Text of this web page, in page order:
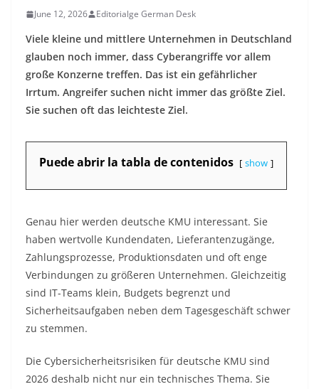
June 12, 2026 Editorialge German Desk
Viele kleine und mittlere Unternehmen in Deutschland
glauben noch immer, dass Cyberangriffe vor allem
große Konzerne treffen. Das ist ein gefährlicher
Irrtum. Angreifer suchen nicht immer das größte Ziel.
Sie suchen oft das leichteste Ziel.
Puede abrir la tabla de contenidos show
Genau hier werden deutsche KMU interessant. Sie
haben wertvolle Kundendaten, Lieferantenzugänge,
Zahlungsprozesse, Produktionsdaten und oft enge
Verbindungen zu größeren Unternehmen. Gleichzeitig
sind IT-Teams klein, Budgets begrenzt und
Sicherheitsaufgaben neben dem Tagesgeschäft schwer
zu stemmen.
Die Cybersicherheitsrisiken für deutsche KMU sind
2026 deshalb nicht nur ein technisches Thema. Sie